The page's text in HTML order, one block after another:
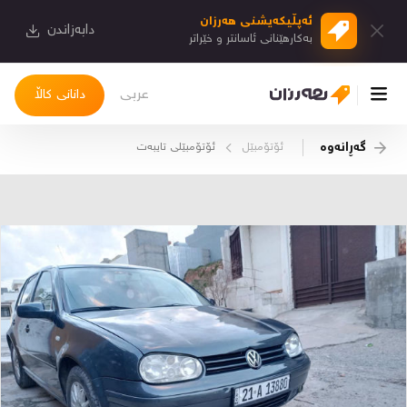
ئەپڵیكەیشنی هەرزان
بەكارهێنانی ئاسانتر و خێراتر دابەزاندن
دانانی کاڵا عربی
دیاریکراوەکانم
دوا بینراوەکان
چات
گەڕانەوە ئۆتۆمبێل ئۆتۆمبێلی تایبه‌ت